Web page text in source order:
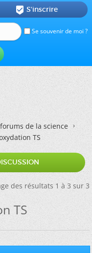
Se souvenir de moi ?
 S'inscrire
de la science
TS
des résultats 1 à 3 sur 3
TS